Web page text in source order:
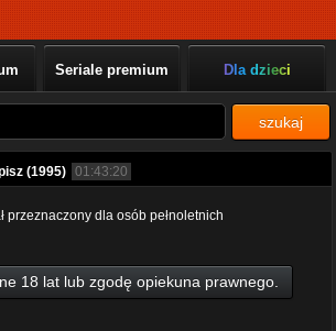
Seriale premium Dla dzieci
szukaj
(1995) 01:43:20
przeznaczony dla osób pełnoletnich
18 lat lub zgodę opiekuna prawnego.